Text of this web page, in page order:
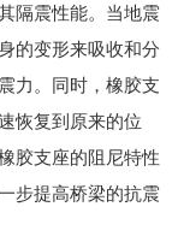
隔震性能。当地震
的变形来吸收和分
力。同时，橡胶支
恢复到原来的位
胶支座的阻尼特性
步提高桥梁的抗震